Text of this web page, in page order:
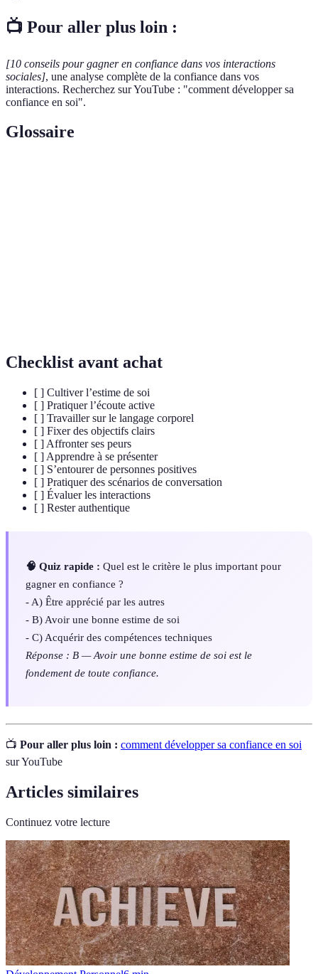
📺 Pour aller plus loin :
[10 conseils pour gagner en confiance dans vos interactions
sociales], une analyse complète de la confiance dans vos
interactions. Recherchez sur YouTube : "comment développer sa
confiance en soi".
Glossaire
Checklist avant achat
[ ] Cultiver l’estime de soi
[ ] Pratiquer l’écoute active
[ ] Travailler sur le langage corporel
[ ] Fixer des objectifs clairs
[ ] Affronter ses peurs
[ ] Apprendre à se présenter
[ ] S’entourer de personnes positives
[ ] Pratiquer des scénarios de conversation
[ ] Évaluer les interactions
[ ] Rester authentique
🧠 Quiz rapide : Quel est le critère le plus important pour
gagner en confiance ?
- A) Être apprécié par les autres
- B) Avoir une bonne estime de soi
- C) Acquérir des compétences techniques
Réponse : B — Avoir une bonne estime de soi est le
fondement de toute confiance.
📺 Pour aller plus loin : comment développer sa confiance en soi
sur YouTube
Articles similaires
Continuez votre lecture